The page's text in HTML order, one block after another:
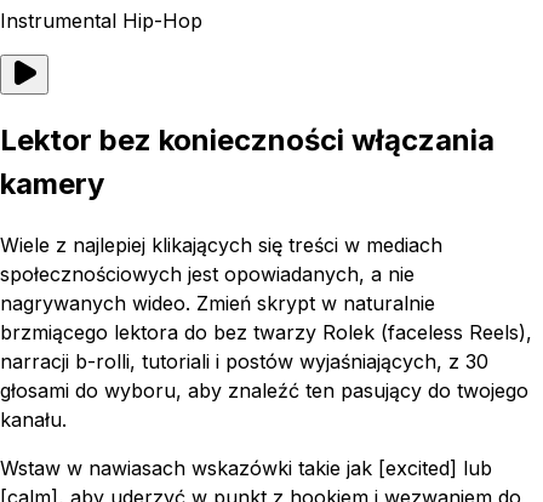
Instrumental Hip-Hop
Lektor bez konieczności włączania
kamery
Wiele z najlepiej klikających się treści w mediach
społecznościowych jest opowiadanych, a nie
nagrywanych wideo. Zmień skrypt w naturalnie
brzmiącego lektora do bez twarzy Rolek (faceless Reels),
narracji b-rolli, tutoriali i postów wyjaśniających, z 30
głosami do wyboru, aby znaleźć ten pasujący do twojego
kanału.
Wstaw w nawiasach wskazówki takie jak [excited] lub
[calm], aby uderzyć w punkt z hookiem i wezwaniem do